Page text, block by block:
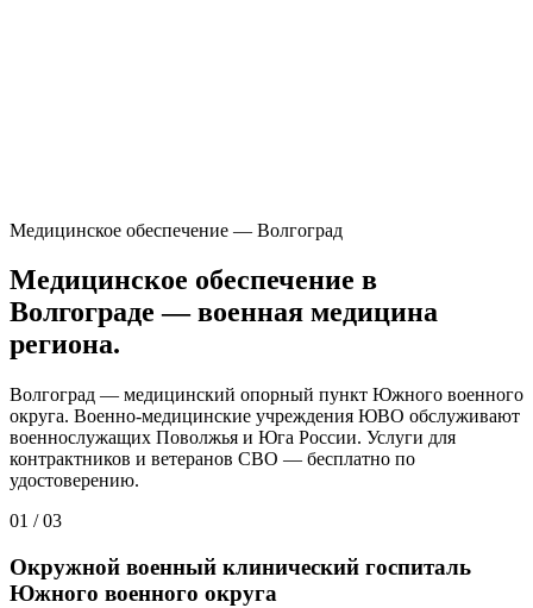
Медицинское обеспечение — Волгоград
Медицинское обеспечение в
Волгограде — военная медицина
региона.
Волгоград — медицинский опорный пункт Южного военного
округа. Военно-медицинские учреждения ЮВО обслуживают
военнослужащих Поволжья и Юга России. Услуги для
контрактников и ветеранов СВО — бесплатно по
удостоверению.
01 /03
Окружной военный клинический госпиталь
Южного военного округа